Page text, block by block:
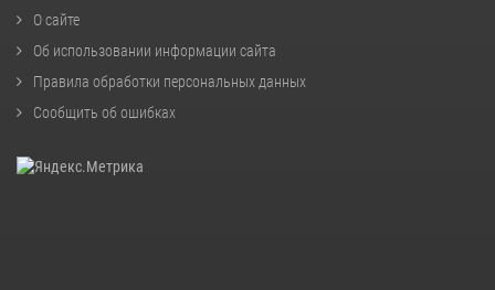
О сайте
Об использовании информации сайта
Правила обработки персональных данных
Сообщить об ошибках